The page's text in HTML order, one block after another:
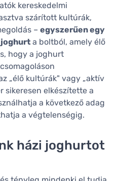
kereskedelmi
szárított kultúrák,
– egyszerűen egy
joghurt a boltból, amely élő
hogy a joghurt
„élő kultúrák" vagy „aktív
sikeresen elkészítette a
a következő adag
a végtelenségig.
házi joghurtot